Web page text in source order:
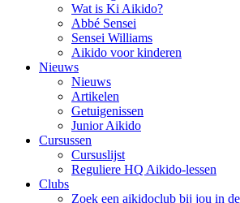
Wat is Ki Aikido?
Abbé Sensei
Sensei Williams
Aikido voor kinderen
Nieuws
Nieuws
Artikelen
Getuigenissen
Junior Aikido
Cursussen
Cursuslijst
Reguliere HQ Aikido-lessen
Clubs
Zoek een aikidoclub bij jou in